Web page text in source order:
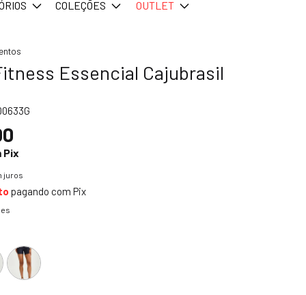
COLEÇÕES OUTLET
Essencial Cajubrasil
Pix
juros
pagando com Pix